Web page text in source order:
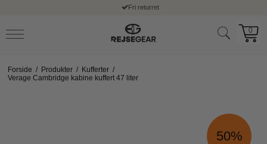
Fri returret
0
Forside / Produkter / Kufferter /
Verage Cambridge kabine kuffert 47 liter
50%